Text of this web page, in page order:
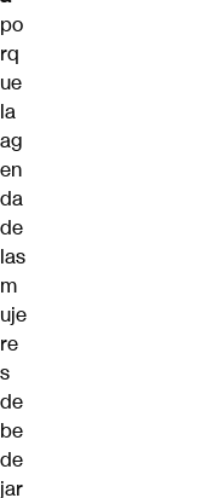
po
rq
ue
la
ag
en
da
de
las
m
uje
re
s
de
be
de
jar